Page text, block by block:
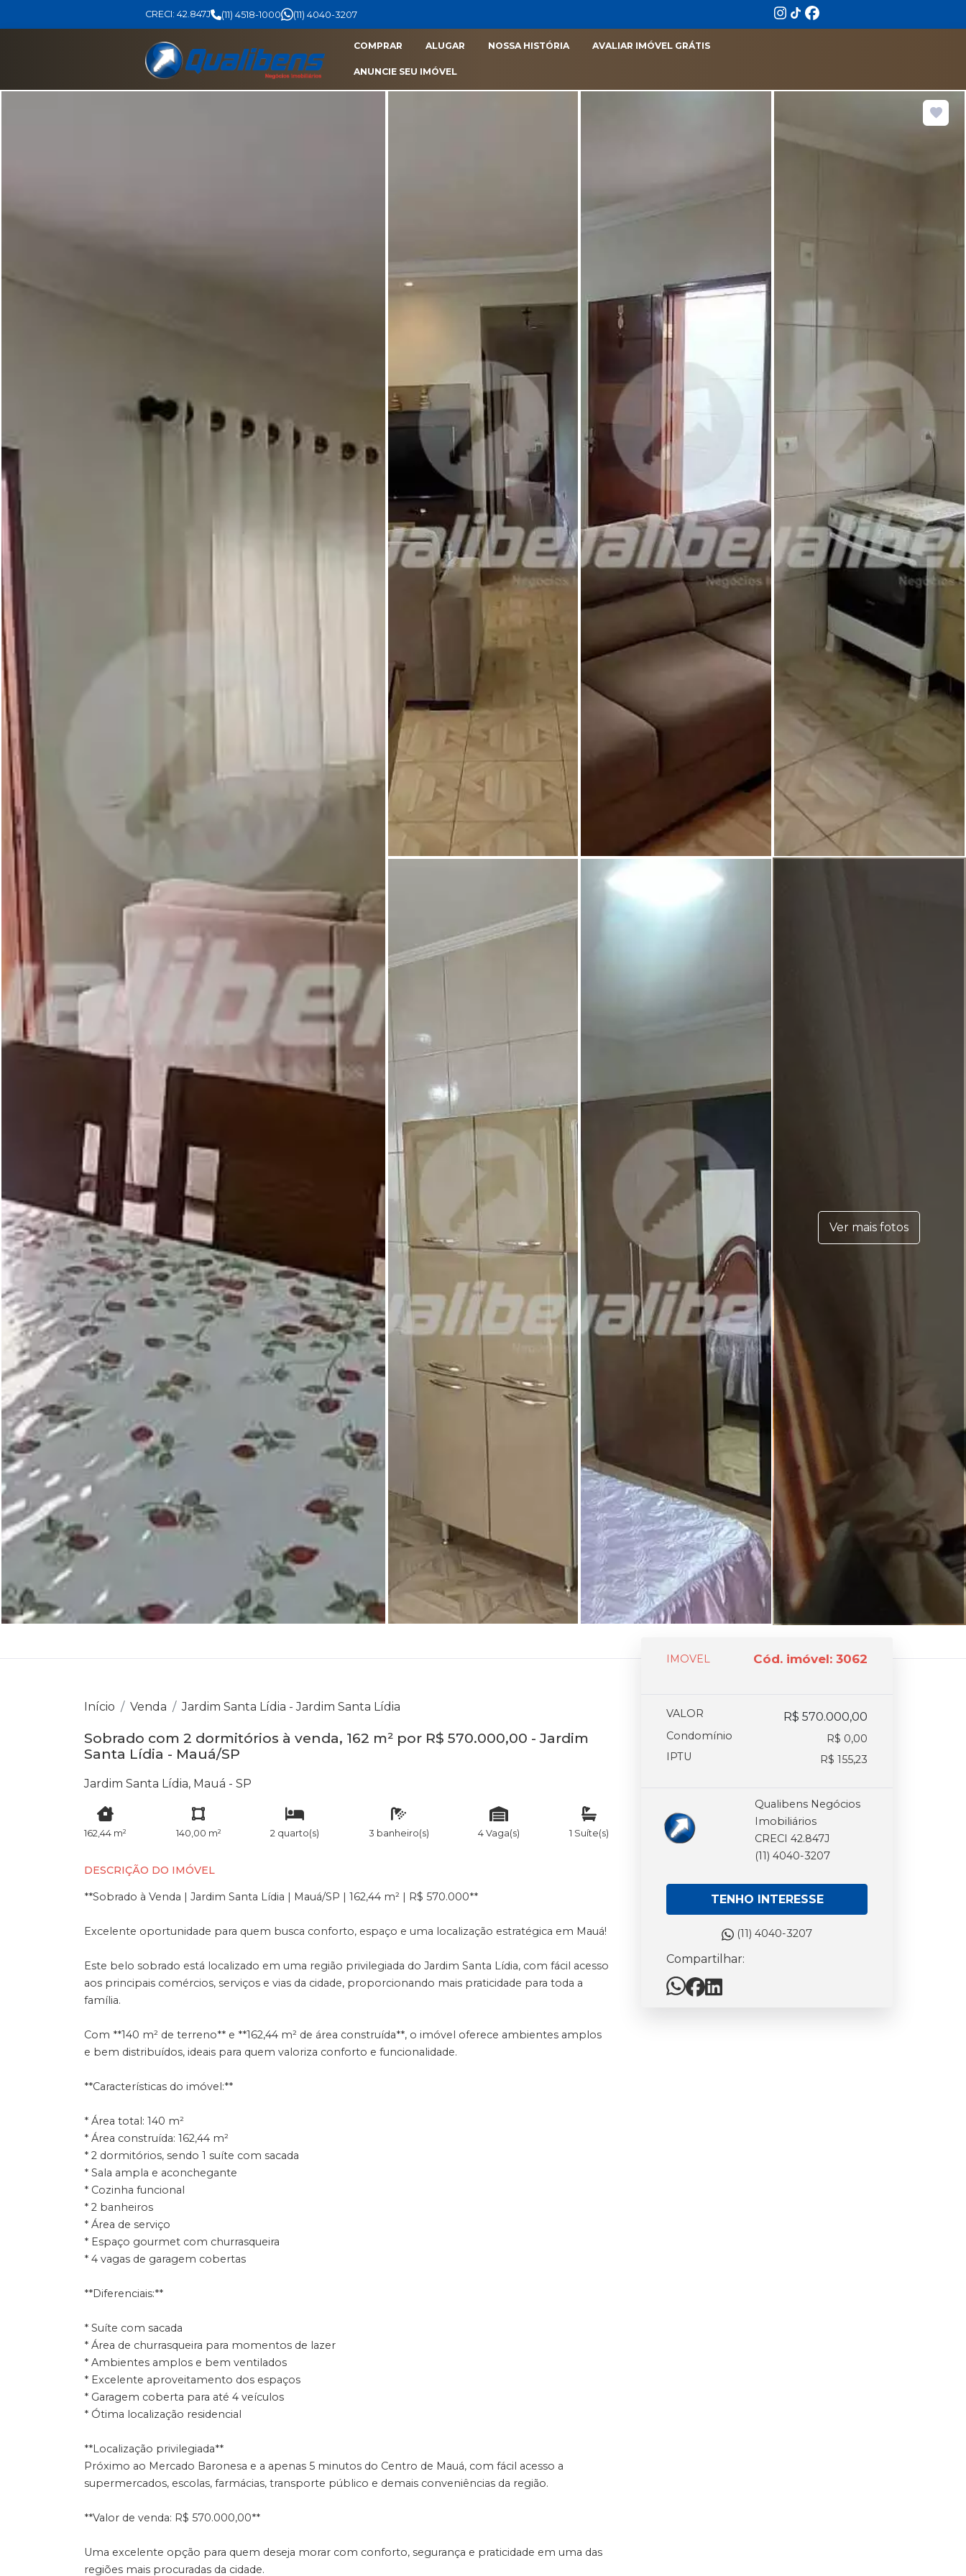
CRECI: 42.847J (11) 4518-1000 (11) 4040-3207
COMPRAR ALUGAR NOSSA HISTÓRIA AVALIAR IMÓVEL GRÁTIS
ANUNCIE SEU IMÓVEL
Ver mais fotos
Início Venda Jardim Santa Lídia - Jardim Santa Lídia
Sobrado com 2 dormitórios à venda, 162 m² por R$ 570.000,00 - Jardim
Santa Lídia - Mauá/SP
Jardim Santa Lídia, Mauá - SP
162,44 m² 140,00 m² 2 quarto(s) 3 banheiro(s) 4 Vaga(s) 1 Suíte(s)
DESCRIÇÃO DO IMÓVEL
**Sobrado à Venda | Jardim Santa Lídia | Mauá/SP | 162,44 m² | R$ 570.000**
Excelente oportunidade para quem busca conforto, espaço e uma localização estratégica em Mauá!
Este belo sobrado está localizado em uma região privilegiada do Jardim Santa Lídia, com fácil acesso
aos principais comércios, serviços e vias da cidade, proporcionando mais praticidade para toda a
família.
Com **140 m² de terreno** e **162,44 m² de área construída**, o imóvel oferece ambientes amplos
e bem distribuídos, ideais para quem valoriza conforto e funcionalidade.
**Características do imóvel:**
* Área total: 140 m²
* Área construída: 162,44 m²
* 2 dormitórios, sendo 1 suíte com sacada
* Sala ampla e aconchegante
* Cozinha funcional
* 2 banheiros
* Área de serviço
* Espaço gourmet com churrasqueira
* 4 vagas de garagem cobertas
**Diferenciais:**
* Suíte com sacada
* Área de churrasqueira para momentos de lazer
* Ambientes amplos e bem ventilados
* Excelente aproveitamento dos espaços
* Garagem coberta para até 4 veículos
* Ótima localização residencial
**Localização privilegiada**
Próximo ao Mercado Baronesa e a apenas 5 minutos do Centro de Mauá, com fácil acesso a
supermercados, escolas, farmácias, transporte público e demais conveniências da região.
**Valor de venda: R$ 570.000,00**
Uma excelente opção para quem deseja morar com conforto, segurança e praticidade em uma das
regiões mais procuradas da cidade.
IMOVEL Cód. imóvel: 3062
VALOR R$ 570.000,00
Condomínio
R$ 0,00
IPTU
R$ 155,23
Qualibens Negócios
Imobiliários
CRECI 42.847J
(11) 4040-3207
TENHO INTERESSE
(11) 4040-3207
Compartilhar: